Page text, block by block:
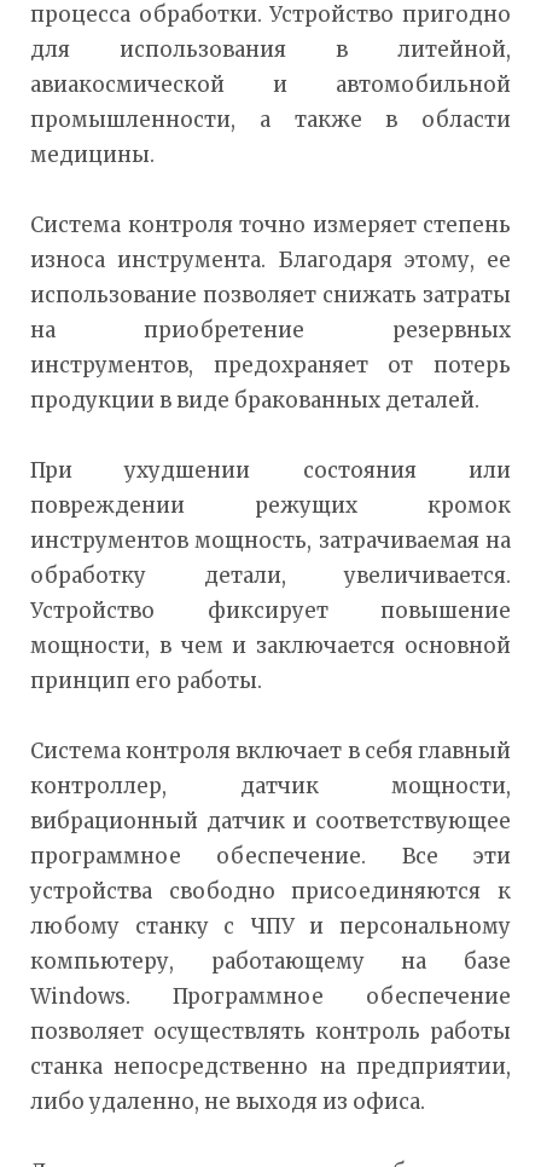
процесса обработки. Устройство пригодно
для использования в литейной,
авиакосмической и автомобильной
промышленности, а также в области
медицины.
Система контроля точно измеряет степень
износа инструмента. Благодаря этому, ее
использование позволяет снижать затраты
на приобретение резервных
инструментов, предохраняет от потерь
продукции в виде бракованных деталей.
При ухудшении состояния или
повреждении режущих кромок
инструментов мощность, затрачиваемая на
обработку детали, увеличивается.
Устройство фиксирует повышение
мощности, в чем и заключается основной
принцип его работы.
Система контроля включает в себя главный
контроллер, датчик мощности,
вибрационный датчик и соответствующее
программное обеспечение. Все эти
устройства свободно присоединяются к
любому станку с ЧПУ и персональному
компьютеру, работающему на базе
Windows. Программное обеспечение
позволяет осуществлять контроль работы
станка непосредственно на предприятии,
либо удаленно, не выходя из офиса.